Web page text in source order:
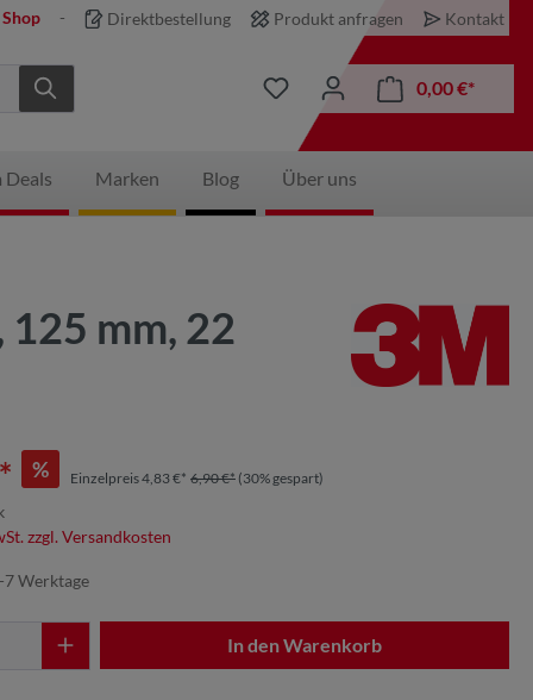
Direktbestellung Produkt anfragen Kontakt
0,00 €*
Deals Marken Blog Über uns
mm, 22
% Einzelpreis 4,83 €* 6,90 €* (30% gespart)
zzgl. Versandkosten
Werktage
In den Warenkorb